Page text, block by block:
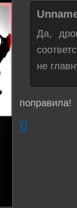
Да,
не
поправила!
0